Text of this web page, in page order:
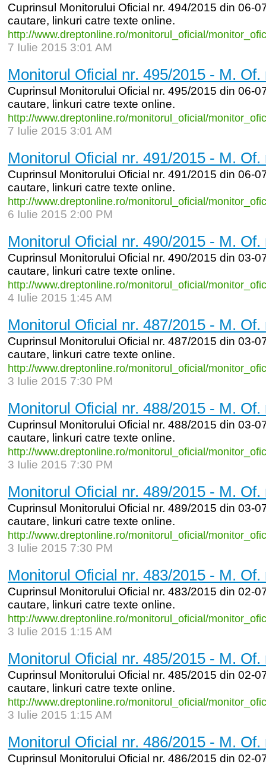
Cuprinsul Monitorului Oficial nr. 494/2015 din 06-
cautare, linkuri catre texte online.
http://www.dreptonline.ro/monitorul_ oficial/monitor_
7 Iulie 2015 3:01 AM
Monitorul Oficial nr. 495/2015 - M. Of.
Cuprinsul Monitorului Oficial nr. 495/2015 din 06-
cautare, linkuri catre texte online.
http://www.dreptonline.ro/monitorul_ oficial/monitor_
7 Iulie 2015 3:01 AM
Monitorul Oficial nr. 491/2015 - M. Of.
Cuprinsul Monitorului Oficial nr. 491/2015 din 06-
cautare, linkuri catre texte online.
http://www.dreptonline.ro/monitorul_ oficial/monitor_
6 Iulie 2015 2:00 PM
Monitorul Oficial nr. 490/2015 - M. Of.
Cuprinsul Monitorului Oficial nr. 490/2015 din 03-
cautare, linkuri catre texte online.
http://www.dreptonline.ro/monitorul_ oficial/monitor_
4 Iulie 2015 1:45 AM
Monitorul Oficial nr. 487/2015 - M. Of.
Cuprinsul Monitorului Oficial nr. 487/2015 din 03-
cautare, linkuri catre texte online.
http://www.dreptonline.ro/monitorul_ oficial/monitor_
3 Iulie 2015 7:30 PM
Monitorul Oficial nr. 488/2015 - M. Of.
Cuprinsul Monitorului Oficial nr. 488/2015 din 03-
cautare, linkuri catre texte online.
http://www.dreptonline.ro/monitorul_ oficial/monitor_
3 Iulie 2015 7:30 PM
Monitorul Oficial nr. 489/2015 - M. Of.
Cuprinsul Monitorului Oficial nr. 489/2015 din 03-
cautare, linkuri catre texte online.
http://www.dreptonline.ro/monitorul_ oficial/monitor_
3 Iulie 2015 7:30 PM
Monitorul Oficial nr. 483/2015 - M. Of.
Cuprinsul Monitorului Oficial nr. 483/2015 din 02-
cautare, linkuri catre texte online.
http://www.dreptonline.ro/monitorul_ oficial/monitor_
3 Iulie 2015 1:15 AM
Monitorul Oficial nr. 485/2015 - M. Of.
Cuprinsul Monitorului Oficial nr. 485/2015 din 02-
cautare, linkuri catre texte online.
http://www.dreptonline.ro/monitorul_ oficial/monitor_
3 Iulie 2015 1:15 AM
Monitorul Oficial nr. 486/2015 - M. Of.
Cuprinsul Monitorului Oficial nr. 486/2015 din 02-